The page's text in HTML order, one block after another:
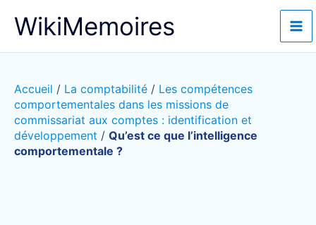
WikiMemoires
Accueil / La comptabilité / Les compétences
comportementales dans les missions de
commissariat aux comptes : identification et
développement / Qu’est ce que l’intelligence
comportementale ?